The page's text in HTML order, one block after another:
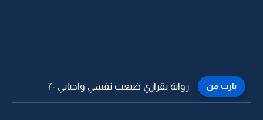
بارت من رواية بقراري ضيعت نفسي واحبابي -6